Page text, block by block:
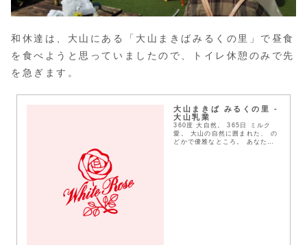
和休達は、大山にある「大山まきばみるくの里」で昼食
を食べようと思っていましたので、トイレ休憩のみで先
を急ぎます。
大山まきば みるくの里 -
大山乳業
360度 大自然。 365日 ミルク
愛。 大山の自然に囲まれた、 の
どかで優雅なところ。 あなたの